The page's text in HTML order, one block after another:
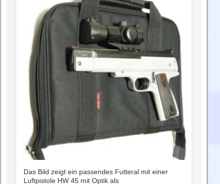
Das Bild zeigt ein passendes Futteral mit einer
Luftpistole HW 45 mit Optik als